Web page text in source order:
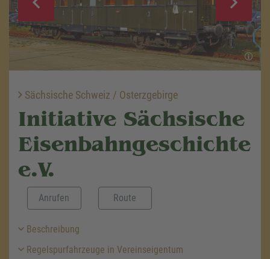
Sächsische Schweiz / Osterzgebirge
Initiative Sächsische
Eisenbahngeschichte
e.V.
Anrufen Route
Beschreibung
Regelspurfahrzeuge in Vereinseigentum